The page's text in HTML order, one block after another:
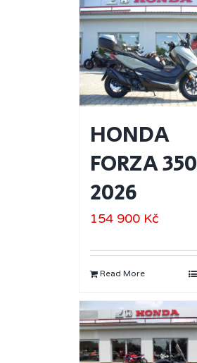
HONDA
FORZA 350
2026
154 900 Kč
Read More